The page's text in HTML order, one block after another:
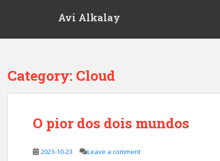
p
Avi Alkalay
Category: Cloud
O pior dos dois mundos
2023-10-23 Leave a comment